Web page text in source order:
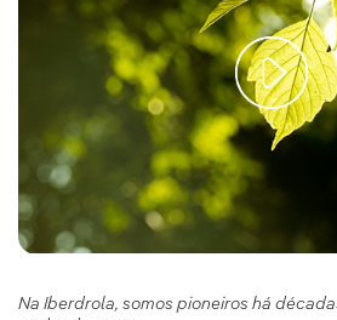
Na Iberdrola, somos pioneiros há